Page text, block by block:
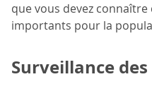
que vous devez
importants pour la
Surveillance